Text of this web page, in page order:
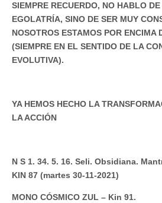
SIEMPRE RECUERDO, NO HABLO
EGOLATRÍA, SINO DE SER MUY
NOSOTROS ESTAMOS POR ENCIMA
(SIEMPRE EN EL SENTIDO DE LA
EVOLUTIVA).
YA HEMOS HECHO LA
LA ACCIÓN
N S 1. 34. 5. 16. Seli. Obsidiana.
KIN 87 (martes 30-11-2021)
MONO CÓSMICO ZUL – Kin 91.